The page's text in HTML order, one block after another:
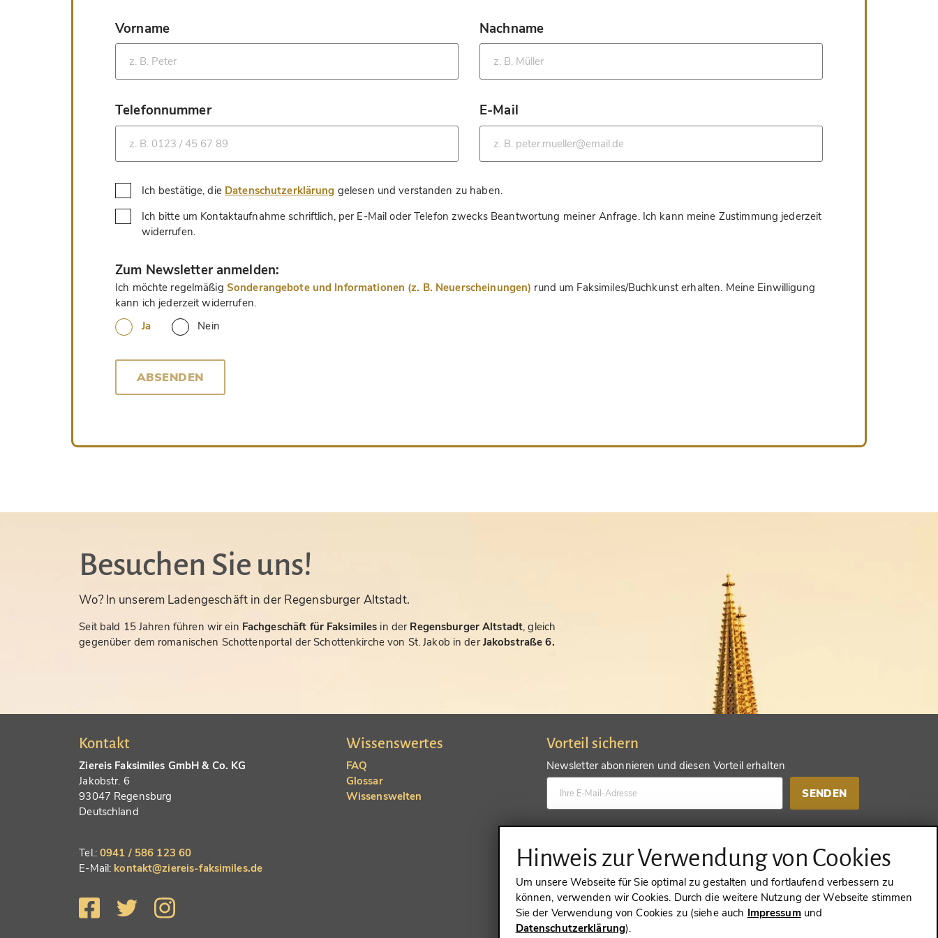
Vorname
*
Nachname
*
Telefonnummer
*
E-Mail
*
Ich bestätige, die Datenschutzerklärung gelesen und verstanden zu haben.
Ich bitte um Kontaktaufnahme schriftlich, per E-Mail oder Telefon zwecks Beantwortung meiner Anfrage. Ich kann meine Zustimmung jederzeit
widerrufen.
Zum Newsletter anmelden:
Ich möchte regelmäßig Sonderangebote und Informationen (z. B. Neuerscheinungen) rund um Faksimiles/Buchkunst erhalten. Meine Einwilligung
kann ich jederzeit widerrufen.
Ja
Nein
ABSENDEN
Besuchen Sie uns!
Wo? In unserem Ladengeschäft in der Regensburger Altstadt.
Seit bald 15 Jahren führen wir ein Fachgeschäft für Faksimiles in der Regensburger Altstadt, gleich
gegenüber dem romanischen Schottenportal der Schottenkirche von St. Jakob in derJakobstraße 6.
Kontakt
Ziereis Faksimiles GmbH & Co. KG
Jakobstr. 6
93047 Regensburg
Deutschland
Tel.:0941 / 586 123 60
E-Mail: kontakt@ziereis-faksimiles.de
Wissenswertes
FAQ
Glossar
Wissenswelten
Vorteil sichern
Newsletter abonnieren und diesen Vorteil erhalten
SENDEN
SENDEN
VERTRAG WIDERRUFEN
Hinweis zur Verwendung von Cookies
Um unsere Webseite für Sie optimal zu gestalten und fortlaufend verbessern zu
können, verwenden wir Cookies. Durch die weitere Nutzung der Webseite stimmen
Sie der Verwendung von Cookies zu (siehe auch Impressumund
Datenschutzerklärung).